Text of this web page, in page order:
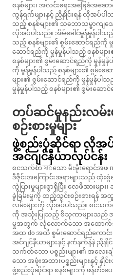
စနစ်များ၊ အလင်းရေးအခြေခံအဆ
ကွန်ရက်များနှင့် ညှိနှိုင်းရန် လိုအပ်ပါ
သည့် စနစ်များ၏ သဘောသမ္မာကျသ
လိုအပ်ပါသည်။ အိမ်ခေါင်မှုန်မှုန်ပါသည့်
သည့် စနစ်များ၏ စွမ်းဆောင်ရည်ကို မှု
ဆောင်ရည်ကို မှုန်မှုန်ပါသည့် စနစ်မျ
စနစ်များ၏ စွမ်းဆောင်ရည်ကို မှုန်မှု
ကို မှုန်မှုန်ပါသည့် စနစ်များ၏ စွမ်းဆ
များ၏ စွမ်းဆောင်ရည်ကို မှုန်မှုန်ပါ
မှုန်မှုန်ပါသည့် စနစ်များ၏ စွမ်းဆော
တပ်ဆင်မှုနည်းလမ်းမ
စဉ်းစားမှုများ
ဖွဲ့စည်းပုံဆိုင်ရာ လိုအပ်
အင်ဂျင်နီယာလုပ်ငန်း
စငသက်တিষ်သော မီးခိုးရောင်အဖ
ဒီဇိုင်းအကြောင်းအရာများသည် ထုံးစွဲ
ကွဲပြားမှုများစွာရှိပြီး လေဖိအားမျ
ခွဲခြမ်းမှုကို ထည့်သွင်းစဉ်းစားရန် အ
လမ်းများကို လိုအပ်ပါသည်။ စင်သက်တ်
ကို အသုံးပြုသည့် ဗိသုကာများသည်
မှုအတွက် လုံလောက်သော အထောက်အပံ့
အထ do အထိ စွမ်းဆောင်ရည်ကောင်း
အင်ဂျင်နီယာများနှင့် နက်နက်နဲနဲ ညှိ
သက်တ်သော ပစ္စည်းများ၏ အလေး
သော အဖုံးအထားပစ္စည်းများနှင့်
ဖွဲ့စည်းပုံဆိုင်ရာ စနစ်များကို ဖန်တီးပ